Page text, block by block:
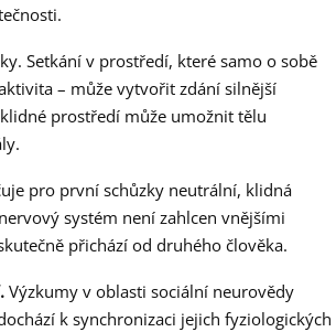
Setkání v prostředí, které samo o sobě
– může vytvořit zdání silnější
prostředí může umožnit tělu
pro první schůzky neutrální, klidná
systém není zahlcen vnějšími
přichází od druhého člověka.
Výzkumy v oblasti sociální neurovědy
k synchronizaci jejich fyziologických